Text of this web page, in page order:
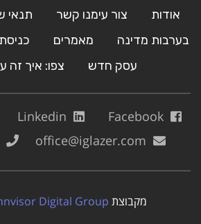
אודות צור עימנו קשר תנאי
בערבות מדינה
מאמרים
עסק חדש
צפו: איך זה
Facebook
מקבוצת Digital Group